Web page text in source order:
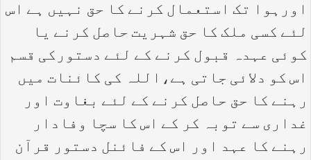
اورہوا تک استعمال کرنے کا حق نہیں ہے اس
لئے کسی ملک کا حق شہریت حاصل کرنے یا
کوئی عہدہ قبول کرنے کے لئے دستورکی قسم
اس کو دلائی جاتی ہے،اللہ کی کائنات میں
رہنے کا حق حاصل کرنے کے لئے بغاوت اور
غداری سے توبہ کر کے اس کا سچا وفادار
رہنے کا عہد اور اس کے فائنل دستور قرآن